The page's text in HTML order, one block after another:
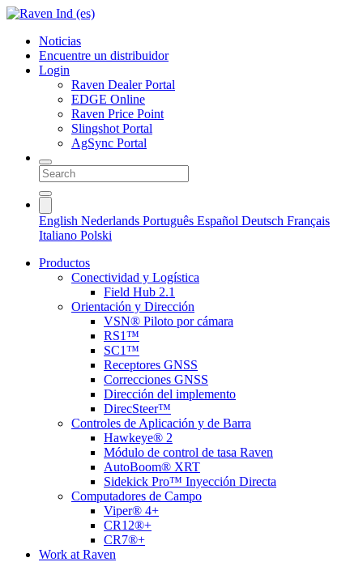
Noticias
Encuentre un distribuidor
Login
Raven Dealer Portal
EDGE Online
Raven Price Point
Slingshot Portal
AgSync Portal
English Nederlands Português Español Deutsch Français
Italiano Polski
Productos
Conectividad y Logística
Field Hub 2.1
Orientación y Dirección
VSN® Piloto por cámara
RS1™
SC1™
Receptores GNSS
Correcciones GNSS
Dirección del implemento
DirecSteer™
Controles de Aplicación y de Barra
Hawkeye® 2
Módulo de control de tasa Raven
AutoBoom® XRT
Sidekick Pro™ Inyección Directa
Computadores de Campo
Viper® 4+
CR12®+
CR7®+
Work at Raven